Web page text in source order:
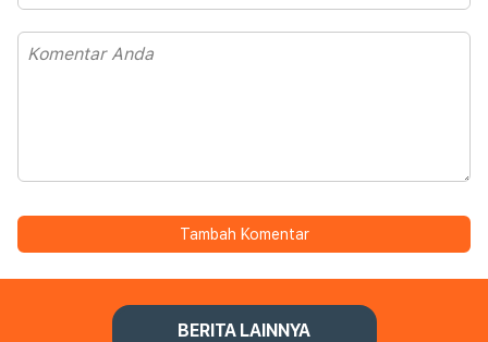
Tambah Komentar
BERITA LAINNYA